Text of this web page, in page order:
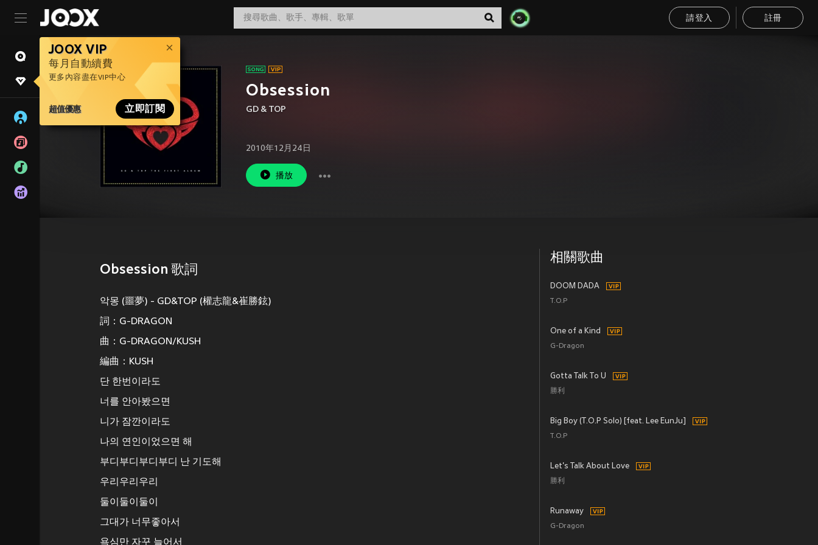
請登入 註冊
JOOX VIP
每月自動續費
更多內容盡在VIP中心
超值優惠 立即訂閱
Obsession
GD & TOP
2010年12月24日
播放
Obsession 歌詞
악몽 (噩夢) - GD&TOP (權志龍&崔勝鉉)
詞：G-DRAGON
曲：G-DRAGON/KUSH
編曲：KUSH
단 한번이라도
너를 안아봤으면
니가 잠깐이라도
나의 연인이었으면 해
부디부디부디부디 난 기도해
우리우리우리
둘이둘이둘이
그대가 너무좋아서
욕심만 자꾸 늘어서
相關歌曲
DOOM DADA
T.O.P
One of a Kind
G-Dragon
Gotta Talk To U
勝利
Big Boy (T.O.P Solo) [feat. Lee EunJu]
T.O.P
Let's Talk About Love
勝利
Runaway
G-Dragon